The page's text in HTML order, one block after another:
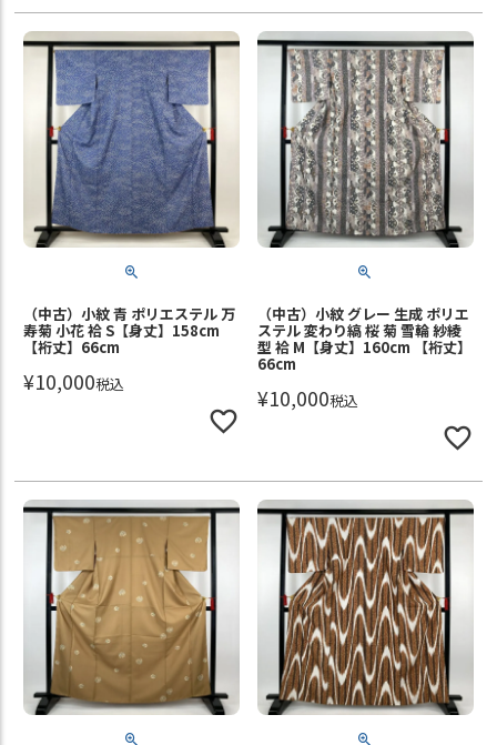
（中古）小紋 青 ポリエステル 万
寿菊 小花 袷 S【身丈】158cm
【裄丈】66cm
¥10,000税込
（中古）小紋 グレー 生成 ポリエ
ステル 変わり縞 桜 菊 雪輪 紗綾
型 袷 M【身丈】160cm 【裄丈】
66cm
¥10,000税込